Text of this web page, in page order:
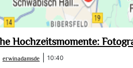
Hochzeitsmomente:
erwinadamsde erwinadamsde
10:40